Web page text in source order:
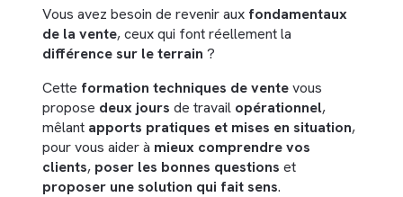
Vous avez besoin de revenir aux fondamentaux
de la vente, ceux qui font réellement la
différence sur le terrain ?
Cette formation techniques de ventevous
propose deux jours de travail opérationnel,
mêlant apports pratiques et mises en situation,
pour vous aider à mieux comprendre vos
clients, poser les bonnes questions et
proposer une solution qui fait sens.